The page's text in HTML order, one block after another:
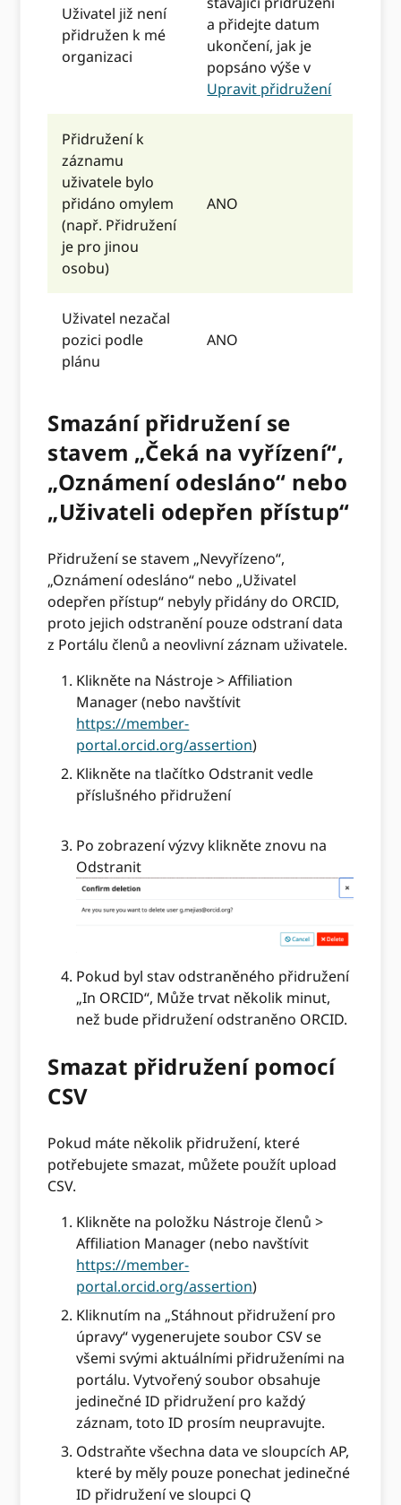
Uživatel již není
přidružen k mé
organizaci
a přidejte datum
ukončení, jak je
popsáno výše v
Upravit přidružení
Přidružení k
záznamu
uživatele bylo
přidáno omylem
(např. Přidružení
je pro jinou
osobu)
ANO
Uživatel nezačal
pozici podle
plánu
ANO
Smazání přidružení se
stavem „Čeká na vyřízení“,
„Oznámení odesláno“ nebo
„Uživateli odepřen přístup“
Přidružení se stavem „Nevyřízeno“,
„Oznámení odesláno“ nebo „Uživatel
odepřen přístup“ nebyly přidány do ORCID,
proto jejich odstranění pouze odstraní data
z Portálu členů a neovlivní záznam uživatele.
Klikněte na Nástroje > Affiliation
Manager (nebo navštívit
https://member-
portal.orcid.org/assertion)
Klikněte na tlačítko Odstranit vedle
příslušného přidružení
Po zobrazení výzvy klikněte znovu na
Odstranit
Pokud byl stav odstraněného přidružení
„In ORCID“, Může trvat několik minut,
než bude přidružení odstraněno ORCID.
Smazat přidružení pomocí
CSV
Pokud máte několik přidružení, které
potřebujete smazat, můžete použít upload
CSV.
Klikněte na položku Nástroje členů >
Affiliation Manager (nebo navštívit
https://member-
portal.orcid.org/assertion)
Kliknutím na „Stáhnout přidružení pro
úpravy“ vygenerujete soubor CSV se
všemi svými aktuálními přidruženími na
portálu. Vytvořený soubor obsahuje
jedinečné ID přidružení pro každý
záznam, toto ID prosím neupravujte.
Odstraňte všechna data ve sloupcích AP,
které by měly pouze ponechat jedinečné
ID přidružení ve sloupci Q